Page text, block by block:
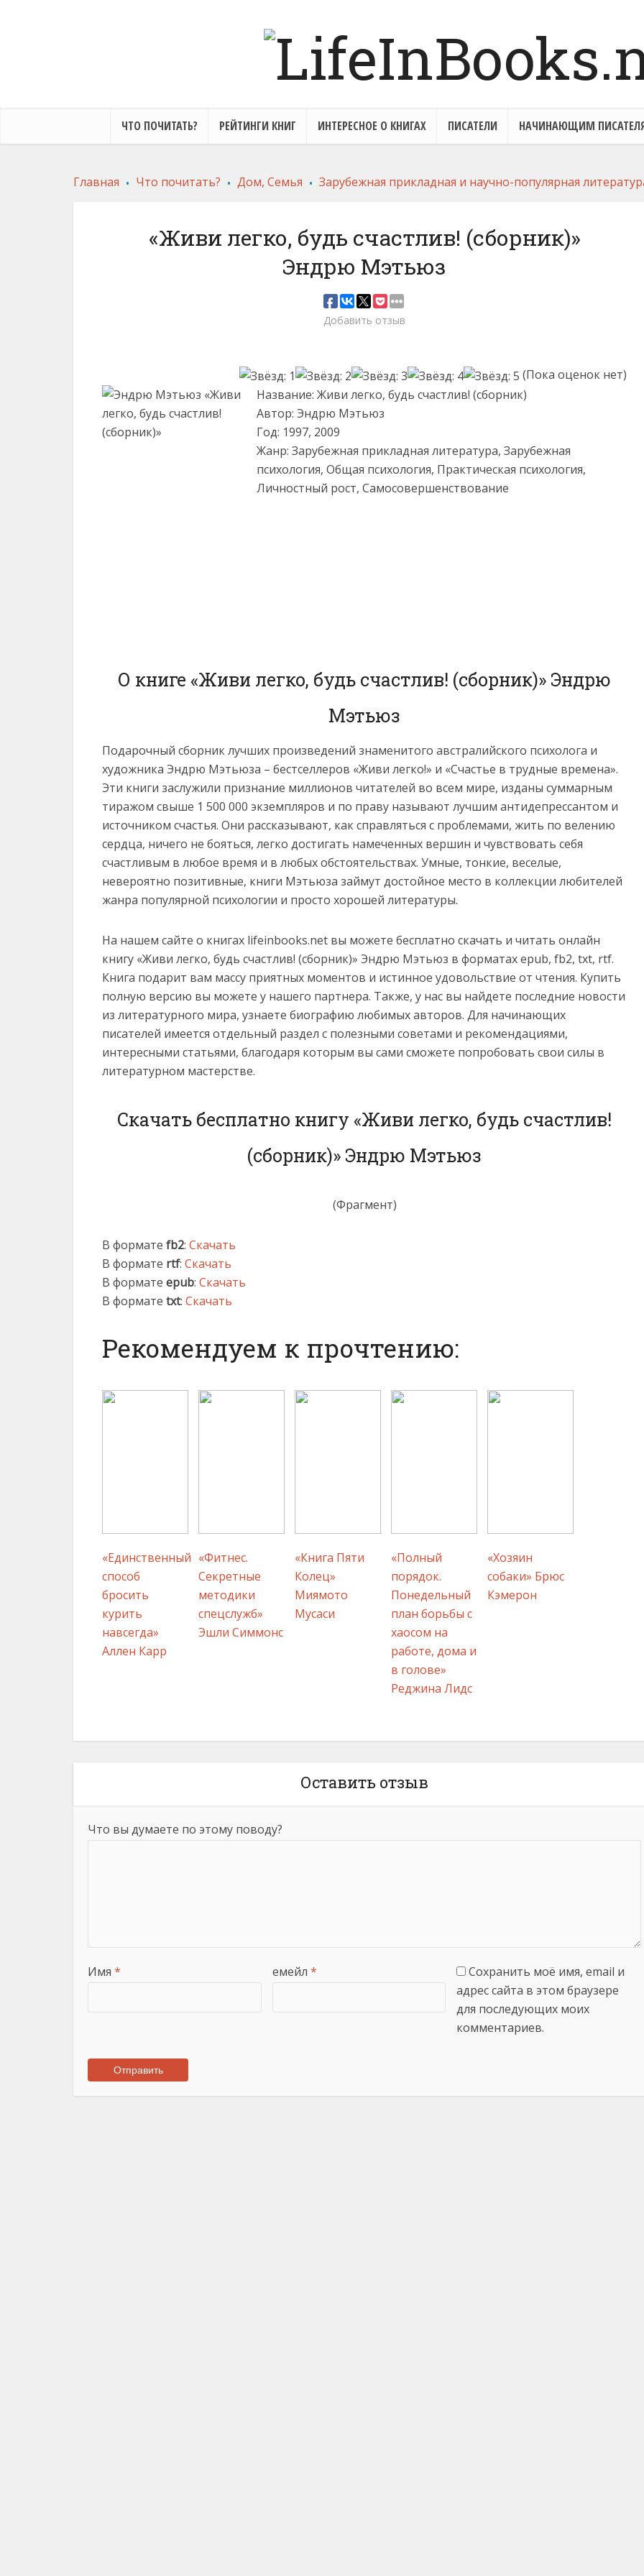
ЧТО ПОЧИТАТЬ? РЕЙТИНГИ КНИГ ИНТЕРЕСНОЕ О КНИГАХ ПИСАТЕЛИ НАЧИНАЮЩИМ
Главная . Что почитать? . Дом, Семья . Зарубежная прикладная и научно-популярная
«Живи легко, будь счастлив! (сборник)»
Эндрю Мэтьюз
Добавить отзыв
(Пока оценок нет)
Название: Живи легко, будь счастлив! (сборник)
Автор: Эндрю Мэтьюз
Год: 1997, 2009
Жанр: Зарубежная прикладная литература, Зарубежная
психология, Общая психология, Практическая психология,
Личностный рост, Самосовершенствование
О книге «Живи легко, будь счастлив! (сборник)» Эндрю
Мэтьюз
Подарочный сборник лучших произведений знаменитого австралийского психолога и
художника Эндрю Мэтьюза – бестселлеров «Живи легко!» и «Счастье в трудные времена».
Эти книги заслужили признание миллионов читателей во всем мире, изданы суммарным
тиражом свыше 1 500 000 экземпляров и по праву называют лучшим антидепрессантом и
источником счастья. Они рассказывают, как справляться с проблемами, жить по велению
сердца, ничего не бояться, легко достигать намеченных вершин и чувствовать себя
счастливым в любое время и в любых обстоятельствах. Умные, тонкие, веселые,
невероятно позитивные, книги Мэтьюза займут достойное место в коллекции любителей
жанра популярной психологии и просто хорошей литературы.
На нашем сайте о книгах lifeinbooks.net вы можете бесплатно скачать и читать онлайн
книгу «Живи легко, будь счастлив! (сборник)» Эндрю Мэтьюз в форматах epub, fb2, txt, rtf.
Книга подарит вам массу приятных моментов и истинное удовольствие от чтения. Купить
полную версию вы можете у нашего партнера. Также, у нас вы найдете последние новости
из литературного мира, узнаете биографию любимых авторов. Для начинающих
писателей имеется отдельный раздел с полезными советами и рекомендациями,
интересными статьями, благодаря которым вы сами сможете попробовать свои силы в
литературном мастерстве.
Скачать бесплатно книгу «Живи легко, будь счастлив!
(сборник)» Эндрю Мэтьюз
(Фрагмент)
В формате fb2: Скачать
В формате rtf: Скачать
В формате epub: Скачать
В формате txt: Скачать
Рекомендуем к прочтению:
«Единственный
способ
бросить
курить
навсегда»
Аллен Карр
«Фитнес.
Секретные
методики
спецслужб»
Эшли Симмонс
«Книга Пяти
Колец»
Миямото
Мусаси
«Полный
порядок.
Понедельный
план борьбы с
хаосом на
работе, дома и
в голове»
Реджина Лидс
«Хозяин
собаки» Брюс
Кэмерон
Оставить отзыв
Что вы думаете по этому поводу?
Имя * емейл *
Сохранить моё имя, email и
адрес сайта в этом браузере
для последующих моих
комментариев.